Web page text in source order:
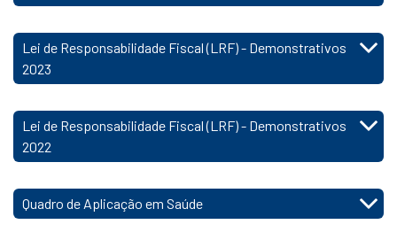
Lei de Responsabilidade Fiscal (LRF) - Demonstrativos
2023
Lei de Responsabilidade Fiscal (LRF) - Demonstrativos
2022
Quadro de Aplicação em Saúde